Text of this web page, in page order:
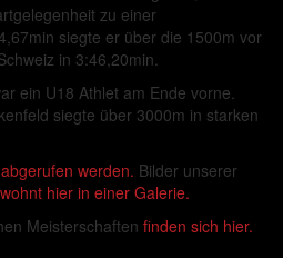
zu einer
siegte er über die 1500m vor
in 3:46,20min.
ein U18 Athlet am Ende vorne.
siegte über 3000m in starken
werden. Bilder unserer
hier in einer Galerie.
Meisterschaften finden sich hier.